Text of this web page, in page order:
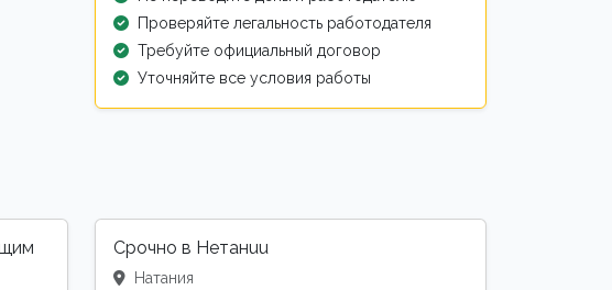
Проверяйте легальность работодателя
Требуйте официальный договор
Уточняйте все условия работы
Срочно в Нетанuu
Натания